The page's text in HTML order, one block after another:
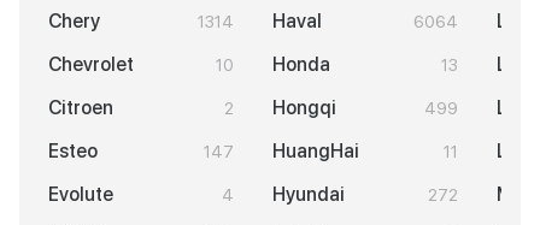
Chery 1314
Chevrolet 10
Citroen 2
Esteo 147
Evolute 4
Haval 6064
Honda 13
Hongqi 499
HuangHai 11
Hyundai 272